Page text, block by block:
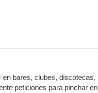
en bares, clubes, discotecas,
peticiones para pinchar en